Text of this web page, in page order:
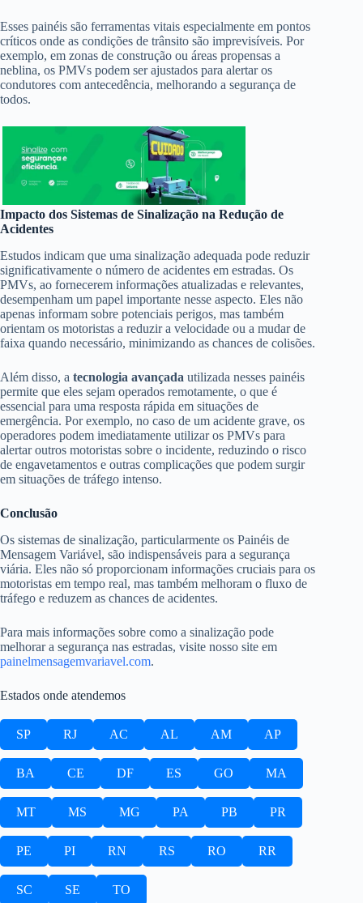
Esses painéis são ferramentas vitais especialmente em pontos
críticos onde as condições de trânsito são imprevisíveis. Por
exemplo, em zonas de construção ou áreas propensas a
neblina, os PMVs podem ser ajustados para alertar os
condutores com antecedência, melhorando a segurança de
todos.
Impacto dos Sistemas de Sinalização na Redução de
Acidentes
Estudos indicam que uma sinalização adequada pode reduzir
significativamente o número de acidentes em estradas. Os
PMVs, ao fornecerem informações atualizadas e relevantes,
desempenham um papel importante nesse aspecto. Eles não
apenas informam sobre potenciais perigos, mas também
orientam os motoristas a reduzir a velocidade ou a mudar de
faixa quando necessário, minimizando as chances de colisões.
Além disso, a tecnologia avançada utilizada nesses painéis
permite que eles sejam operados remotamente, o que é
essencial para uma resposta rápida em situações de
emergência. Por exemplo, no caso de um acidente grave, os
operadores podem imediatamente utilizar os PMVs para
alertar outros motoristas sobre o incidente, reduzindo o risco
de engavetamentos e outras complicações que podem surgir
em situações de tráfego intenso.
Conclusão
Os sistemas de sinalização, particularmente os Painéis de
Mensagem Variável, são indispensáveis para a segurança
viária. Eles não só proporcionam informações cruciais para os
motoristas em tempo real, mas também melhoram o fluxo de
tráfego e reduzem as chances de acidentes.
Para mais informações sobre como a sinalização pode
melhorar a segurança nas estradas, visite nosso site em
painelmensagemvariavel.com.
Estados onde atendemos
SP RJ AC AL AM AP
BA CE DF ES GO MA
MT MS MG PA PB PR
PE PI RN RS RO RR
SC SE TO